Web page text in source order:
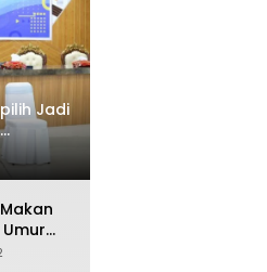
Jadi